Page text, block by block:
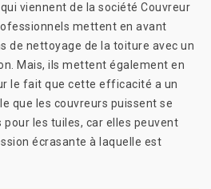
viennent de la société Couvreur
mettent en avant
de nettoyage de la toiture avec un
Mais, ils mettent également en
le fait que cette efficacité a un
que les couvreurs puissent se
les tuiles, car elles peuvent
écrasante à laquelle est